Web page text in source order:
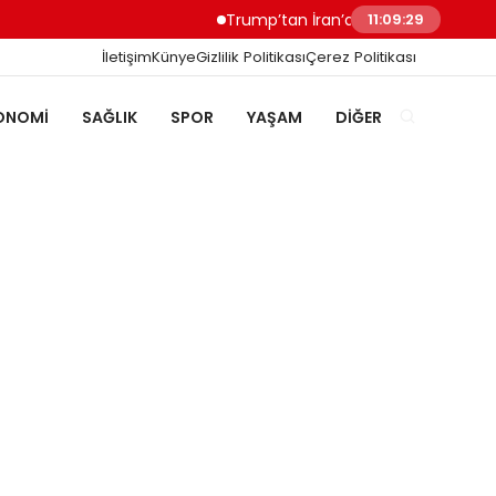
Trump’tan İran’a Müzakere Uyarısı Son
11:09:30
İletişimKünyeGizlilik PolitikasıÇerez Politikası
SAĞLIK SPOR YAŞAM DIĞER